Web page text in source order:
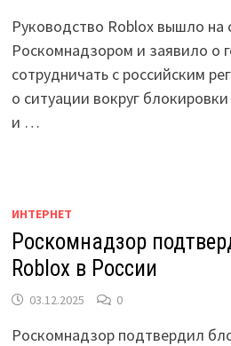
Руководство Roblox вышло на
Роскомнадзором и заявило о
сотрудничать с российским
о ситуации вокруг
и …
ИНТЕРНЕТ
Роскомнадзор
Roblox в России
03.12.2025 0
Роскомнадзор подтвердил